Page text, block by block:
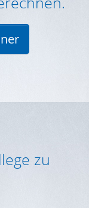
zu